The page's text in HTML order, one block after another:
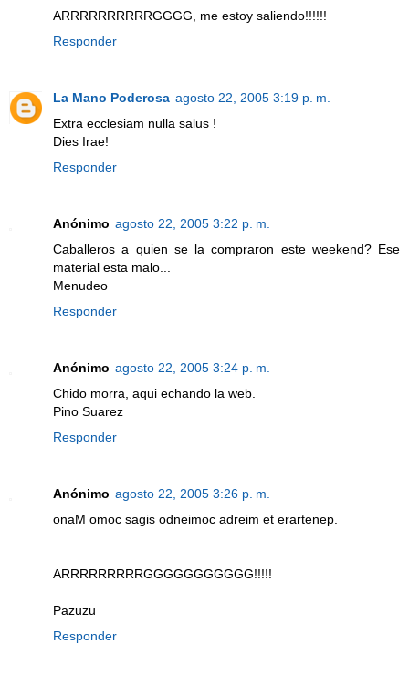
ARRRRRRRRRRGGGG, me estoy saliendo!!!!!!
Responder
La Mano Poderosa agosto 22, 2005 3:19 p. m.
Extra ecclesiam nulla salus !
Dies Irae!
Responder
Anónimo agosto 22, 2005 3:22 p. m.
Caballeros a quien se la compraron este weekend? Ese
material esta malo...
Menudeo
Responder
Anónimo agosto 22, 2005 3:24 p. m.
Chido morra, aqui echando la web.
Pino Suarez
Responder
Anónimo agosto 22, 2005 3:26 p. m.
onaM omoc sagis odneimoc adreim et erartenep.
ARRRRRRRRRGGGGGGGGGGG!!!!!
Pazuzu
Responder